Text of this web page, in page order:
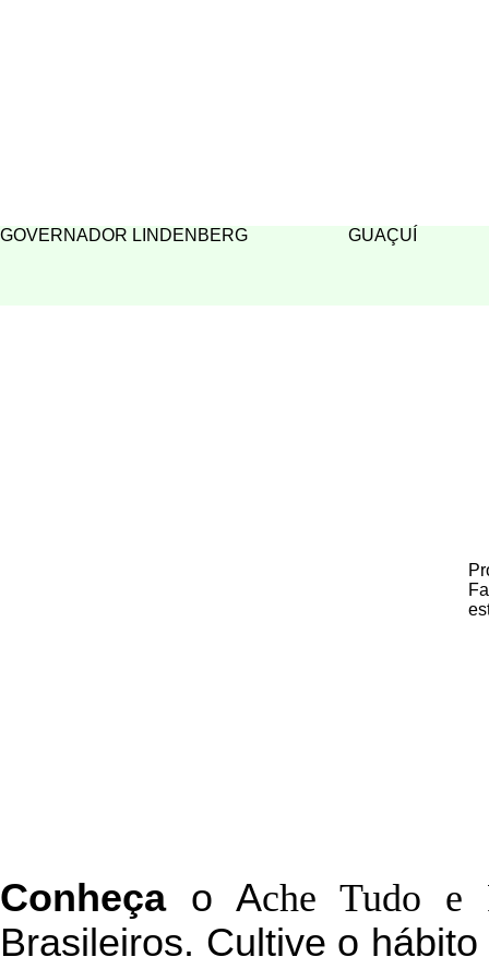
GOVERNADOR LINDENBERG GUAÇUÍ
Conheçao Ache Tudo e
Brasileiros. Cultive o